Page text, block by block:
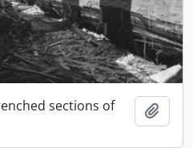
sections of